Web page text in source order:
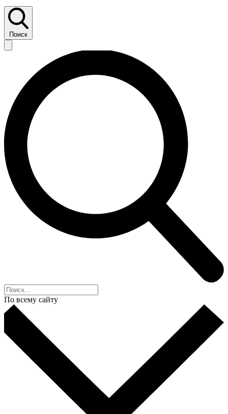
Поиск
По всему сайту